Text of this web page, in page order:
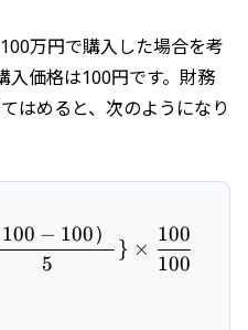
万円で購入した場合を考
入価格は100円です。財務
はめると、次のようになり
\begin{aligned} 最終利
5
100 − 100）
} ×
100
100